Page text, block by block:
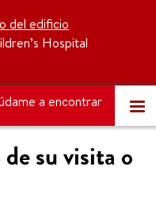
del edificio
Hospital
a encontrar
de su visita o